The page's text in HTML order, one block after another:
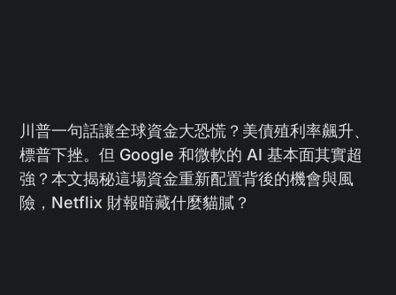
川普一句話讓全球資金大恐慌？美債殖利率飆升、
標普下挫。但 Google 和微軟的 AI 基本面其實超
強？本文揭秘這場資金重新配置背後的機會與風
險，Netflix 財報暗藏什麼貓膩？